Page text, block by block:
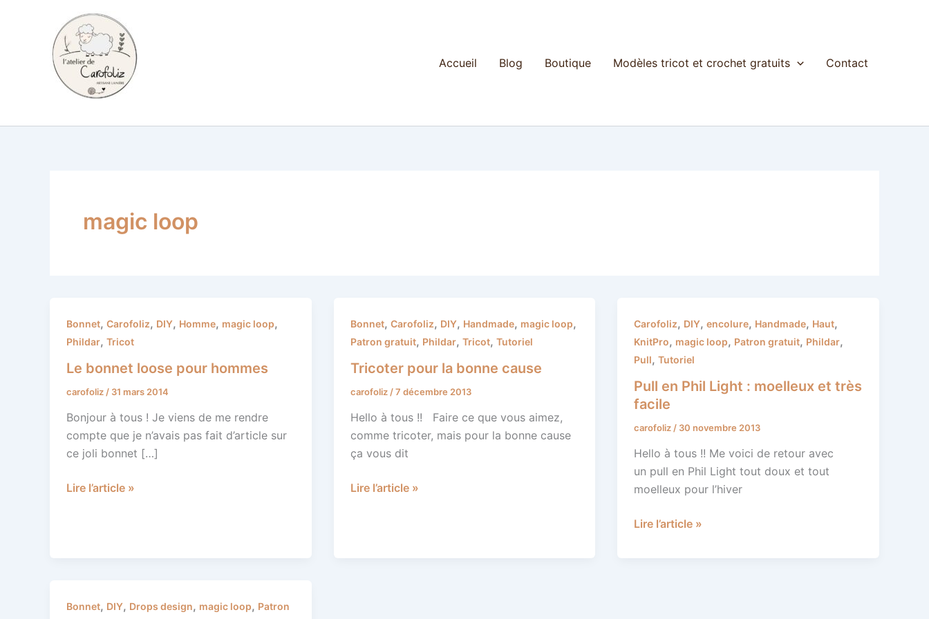
Accueil Blog Boutique Modèles tricot et crochet gratuits Contact
magic loop
Bonnet, Carofoliz, DIY, Homme, magic loop,
Phildar, Tricot
Le bonnet loose pour hommes
carofoliz / 31 mars 2014
Bonjour à tous ! Je viens de me rendre
compte que je n’avais pas fait d’article sur
ce joli bonnet […]
Le
bonnet
pour
hommes
Lire l’article »
Bonnet, Carofoliz, DIY, Handmade, magic loop,
Patron gratuit, Phildar, Tricot, Tutoriel
Tricoter pour la bonne cause
carofoliz /7 décembre 2013
Hello à tous !! Faire ce que vous aimez,
comme tricoter, mais pour la bonne cause
ça vous dit
Tricoter
pour
bonne
cause
Lire l’article »
Carofoliz, DIY,encolure, Handmade, Haut,
KnitPro, magic loop, Patron gratuit, Phildar,
Pull,Tutoriel
Pull en Phil Light : moelleux et très
facile
carofoliz / 30 novembre 2013
Hello à tous !! Me voici de retour avec
un pull en Phil Light tout doux et tout
moelleux pour l’hiver
Pull
en
Phil
:
moelleux
et
très
facile
Lire l’article »
Bonnet, DIY, Drops design, magic loop, Patron
Bonnet